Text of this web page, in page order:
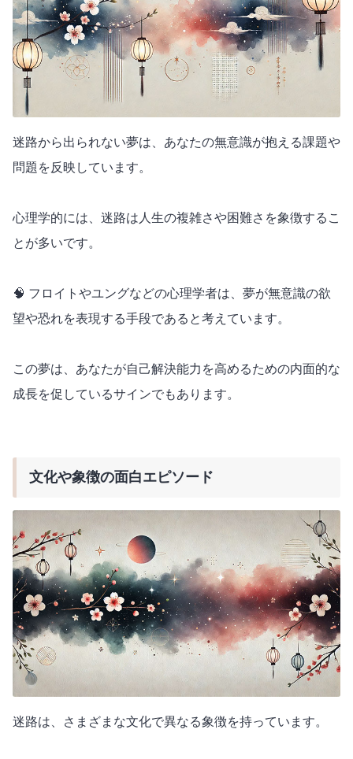
迷路から出られない夢は、あなたの無意識が抱える課題や
問題を反映しています。
心理学的には、迷路は人生の複雑さや困難さを象徴するこ
とが多いです。
🧠 フロイトやユングなどの心理学者は、夢が無意識の欲
望や恐れを表現する手段であると考えています。
この夢は、あなたが自己解決能力を高めるための内面的な
成長を促しているサインでもあります。
文化や象徴の面白エピソード
迷路は、さまざまな文化で異なる象徴を持っています。